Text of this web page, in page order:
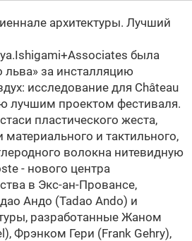
архитектуры. Лучший
была
льва» за инсталляцию
исследование для Сhâteau
лучшим проектом фестиваля.
пластического жеста,
и тактильного,
волокна нитевидную
- нового центра
в Экс-ан-Провансе,
Андо (Tadao Ando) и
разработанные Жаном
Фрэнком Гери (Frank Gehry),